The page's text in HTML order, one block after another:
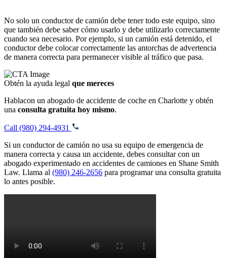
No solo un conductor de camión debe tener todo este equipo, sino
que también debe saber cómo usarlo y debe utilizarlo correctamente
cuando sea necesario. Por ejemplo, si un camión está detenido, el
conductor debe colocar correctamente las antorchas de advertencia
de manera correcta para permanecer visible al tráfico que pasa.
Obtén la ayuda legal que mereces
Hablacon un abogado de accidente de coche en Charlotte y obtén
una consulta gratuita hoy mismo.
Call (980) 294-4931
Si un conductor de camión no usa su equipo de emergencia de
manera correcta y causa un accidente, debes consultar con un
abogado experimentado en accidentes de camiones en Shane Smith
Law. Llama al (980) 246-2656 para programar una consulta gratuita
lo antes posible.